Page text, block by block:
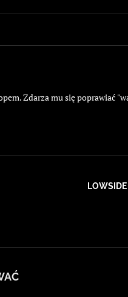
Zdarza mu się poprawiać